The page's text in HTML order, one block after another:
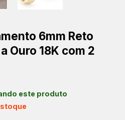
6mm Reto
Ouro 18K com 2
este produto